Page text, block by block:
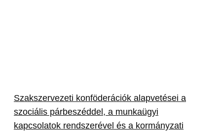
Szakszervezeti konföderációk alapvetései a
szociális párbeszéddel, a munkaügyi
kapcsolatok rendszerével és a kormányzati